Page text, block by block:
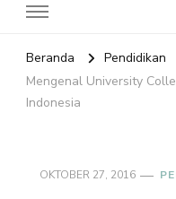
Beranda
Pendidikan
Mengenal University
Indonesia
OKTOBER 27, 2016